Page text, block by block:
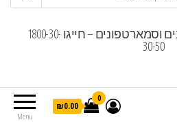
מגוון מבצעים למחשבים וסמארטפונים – חייגו 1800-30-
30-50
Menu
0
₪0.00